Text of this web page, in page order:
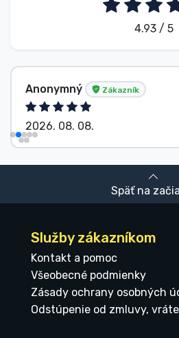
4.93 / 5
Anonymný Zákazník
2026. 08. 08.
Späť na
Služby zákazníkom
Kontakt a pomoc
Všeobecné podmienky
Zásady ochrany osobných
Odstúpenie od zmluvy,